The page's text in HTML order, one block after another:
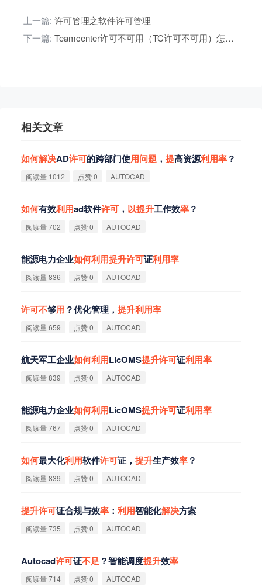
上一篇: 许可管理之软件许可管理
下一篇:
Teamcenter许可不可用（TC许可不可用）怎么办
相关文章
如何解决AD许可的跨部门使用问题 ， 提高资源利用率？
阅读量 1012 点赞 0 AUTOCAD
如何有效利用ad软件许可 ， 以提升工作效率？
阅读量 702 点赞 0 AUTOCAD
能源电力企业如何利用提升许可证利用率
阅读量 836 点赞 0 AUTOCAD
许可不够用 ？优化管理， 提升利用率
阅读量 659 点赞 0 AUTOCAD
航天军工企业如何利用LicOMS提升许可证利用率
阅读量 839 点赞 0 AUTOCAD
能源电力企业如何利用LicOMS提升许可证利用率
阅读量 767 点赞 0 AUTOCAD
如何最大化利用软件许可证， 提升生产效率？
阅读量 839 点赞 0 AUTOCAD
提升许可证合规与效率 ： 利用智能化解决方案
阅读量 735 点赞 0 AUTOCAD
Autocad许可证不足？智能调度提升效率
阅读量 714 点赞 0 AUTOCAD